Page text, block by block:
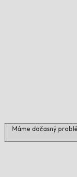
Máme dočasný